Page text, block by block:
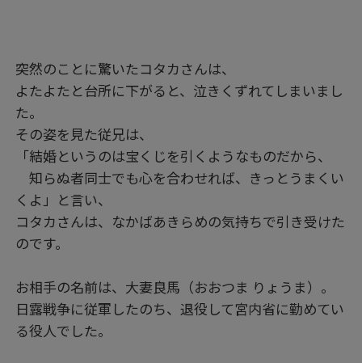
突然のことに驚いたコタカさんは、
よたよたと台所に下がると、泣きくずれてしまいまし
た。
その姿を見た従兄は、
「結婚というのは宝くじを引くようなものだから、
知らぬ者同士でも心を合わせれば、きっとうまくい
くよ」と言い、
コタカさんは、なかばあきらめの気持ちで引き受けた
のです。
お相手の名前は、大妻良馬（おおつま りょうま）。
日露戦争に従軍したのち、退役して宮内省に勤めてい
る役人でした。